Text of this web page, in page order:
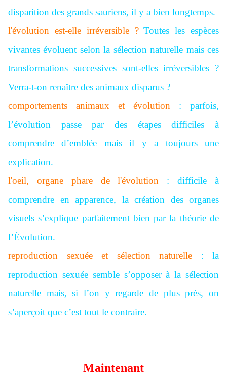
disparition des grands sauriens, il y a bien longtemps.
l'évolution est-elle irréversible ? Toutes les espèces
vivantes évoluent selon la sélection naturelle mais ces
transformations successives sont-elles irréversibles ?
Verra-t-on renaître des animaux disparus ?
comportements animaux et évolution : parfois,
l’évolution passe par des étapes difficiles à
comprendre d’emblée mais il y a toujours une
explication.
l'oeil, organe phare de l'évolution
: difficile à
comprendre en apparence, la création des organes
visuels s’explique parfaitement bien par la théorie de
l’Évolution.
reproduction sexuée et sélection naturelle : la
reproduction sexuée semble s’opposer à la sélection
naturelle mais, si l’on y regarde de plus près, on
s’aperçoit que c’est tout le contraire.
Maintenant